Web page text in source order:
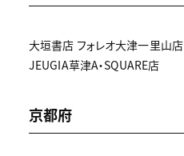
大垣書店 フォレオ大津一里山店
JEUGIA草津A・SQUARE店
京都府